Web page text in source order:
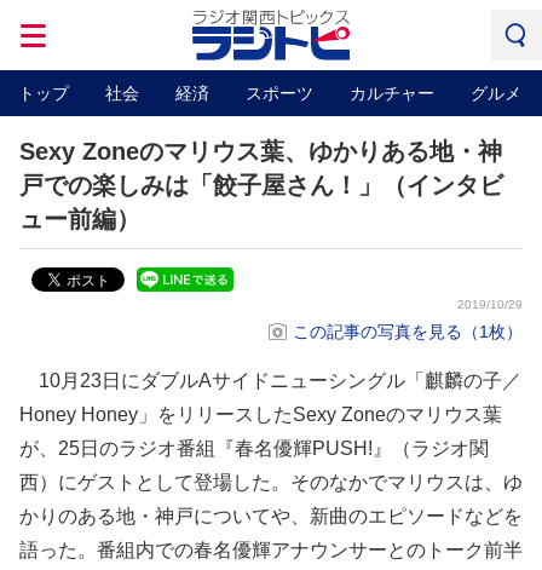
トップ 社会 経済 スポーツ カルチャー グルメ
Sexy Zoneのマリウス葉、ゆかりある地・神
戸での楽しみは「餃子屋さん！」（インタビ
ュー前編）
2019/10/29
この記事の写真を見る（1枚）
10月23日にダブルAサイドニューシングル「麒麟の子／
Honey Honey」をリリースしたSexy Zoneのマリウス葉
が、25日のラジオ番組『春名優輝PUSH!』（ラジオ関
西）にゲストとして登場した。そのなかでマリウスは、ゆ
かりのある地・神戸についてや、新曲のエピソードなどを
語った。番組内での春名優輝アナウンサーとのトーク前半